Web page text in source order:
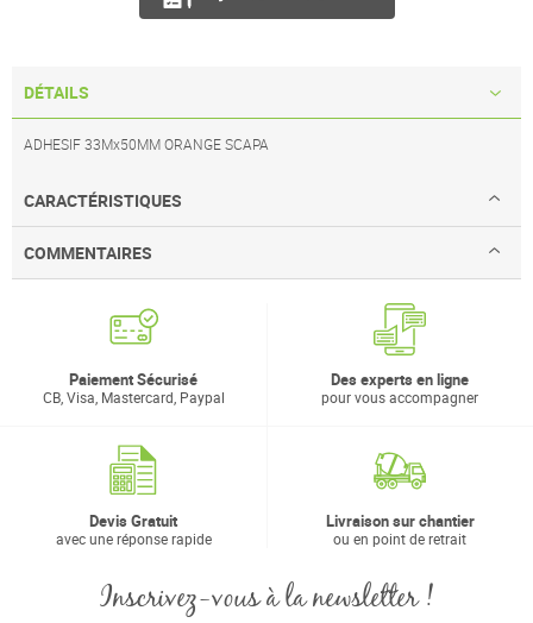
DÉTAILS
ADHESIF 33Mx50MM ORANGE SCAPA
CARACTÉRISTIQUES
COMMENTAIRES
Paiement Sécurisé
CB, Visa, Mastercard, Paypal
Des experts en ligne
pour vous accompagner
Devis Gratuit
avec une réponse rapide
Livraison sur chantier
ou en point de retrait
Inscrivez-vous à la newsletter !